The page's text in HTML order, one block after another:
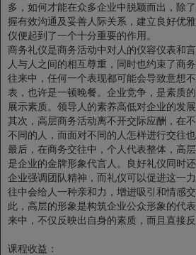
多，如何才能在众多企业中脱颖而出，除
握有效沟通及妥善人际关系，建立良好优
仪便起到了一个十分重要的作用。
商务礼仪是商务活动中对人的仪容仪表和
人与人之间的相互尊重，同时也约束了商
往来中，任何一个表现都可能会导致意想
表，也许是一顿晚餐。企业竞争，是素质
展示素质。领导人的素养高低对企业的发展
其次，高层商务活动离不开交际应酬，在
不同的人，而面对不同的人怎样进行交往也
最后，在商务交往中，个人代表整体，高
是企业的金牌形象代言人。良好礼仪同时
企业强调团队精神，而礼仪可以促进这一
往中会给人一种亲和力，增进吸引和情感
此，高层的形象是构筑企业公众形象的代
来中，不仅反映出自身的素质，而且直接
课程收益：